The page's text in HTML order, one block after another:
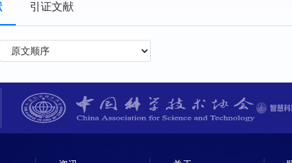
引证文献